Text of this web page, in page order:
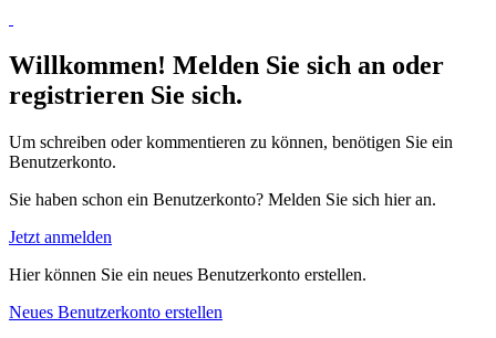
Willkommen! Melden Sie sich an oder
registrieren Sie sich.
Um schreiben oder kommentieren zu können, benötigen Sie ein
Benutzerkonto.
Sie haben schon ein Benutzerkonto? Melden Sie sich hier an.
Jetzt anmelden
Hier können Sie ein neues Benutzerkonto erstellen.
Neues Benutzerkonto erstellen